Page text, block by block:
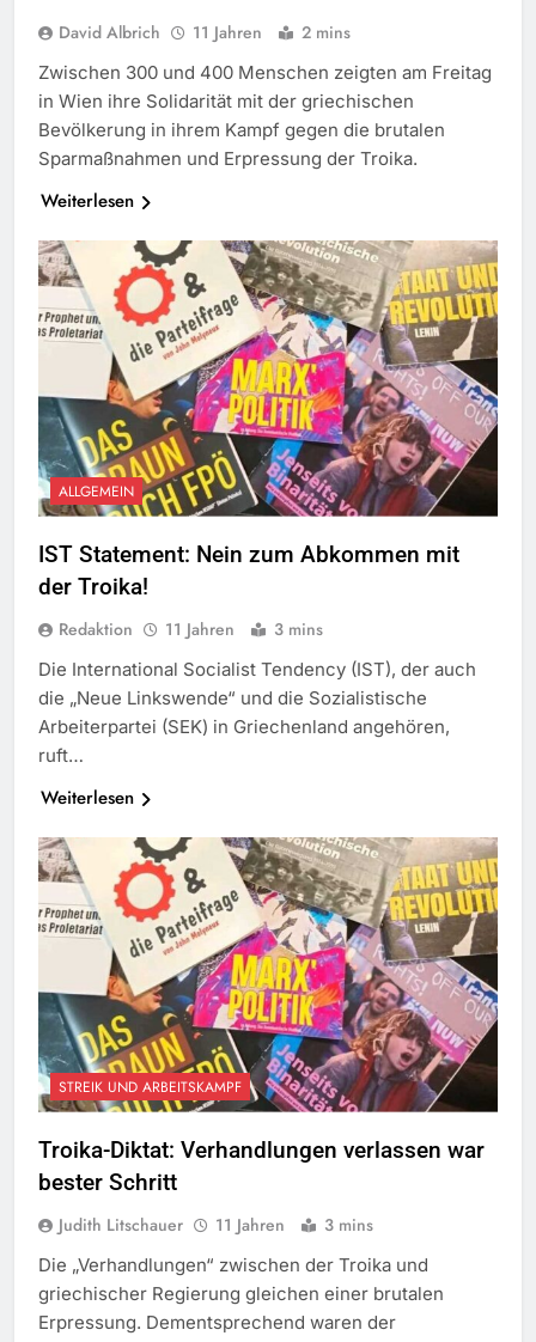
David Albrich 11 Jahren 2 mins
Zwischen 300 und 400 Menschen zeigten am Freitag
in Wien ihre Solidarität mit der griechischen
Bevölkerung in ihrem Kampf gegen die brutalen
Sparmaßnahmen und Erpressung der Troika.
Weiterlesen
ALLGEMEIN
IST Statement: Nein zum Abkommen mit
der Troika!
Redaktion 11 Jahren 3 mins
Die International Socialist Tendency (IST), der auch
die „Neue Linkswende“ und die Sozialistische
Arbeiterpartei (SEK) in Griechenland angehören,
ruft…
Weiterlesen
STREIK UND ARBEITSKAMPF
Troika-Diktat: Verhandlungen verlassen war
bester Schritt
Judith Litschauer 11 Jahren 3 mins
Die „Verhandlungen“ zwischen der Troika und
griechischer Regierung gleichen einer brutalen
Erpressung. Dementsprechend waren der